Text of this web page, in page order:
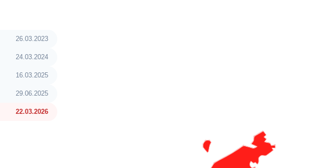
26.03.2023
24.03.2024
16.03.2025
29.06.2025
22.03.2026